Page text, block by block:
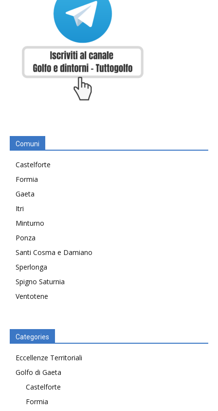
Comuni
Castelforte
Formia
Gaeta
Itri
Minturno
Ponza
Santi Cosma e Damiano
Sperlonga
Spigno Saturnia
Ventotene
Categories
Eccellenze Territoriali
Golfo di Gaeta
Castelforte
Formia